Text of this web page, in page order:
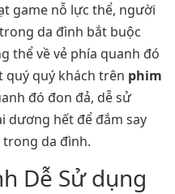
game nỗ lực thể, người
da đình bắt buộc
thể về vẻ phía quanh đó
quý quý khách trên phim
đó đon đả, dễ sử
dương hết để đắm say
da đình.
Dễ Sử dụng